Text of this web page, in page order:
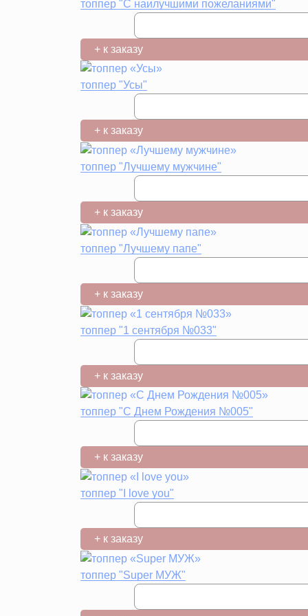
топпер "С наилучшими пожеланиями"
+ к заказу
топпер "Усы"
+ к заказу
топпер "Лучшему мужчине"
+ к заказу
топпер "Лучшему папе"
+ к заказу
топпер "1 сентября №033"
+ к заказу
топпер "С Днем Рождения №005"
+ к заказу
топпер "I love you"
+ к заказу
топпер "Super МУЖ"